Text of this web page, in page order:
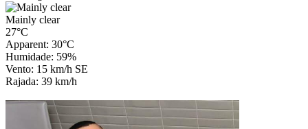
Mainly clear
27°C
Apparent: 30°C
Humidade: 59%
Vento: 15 km/h SE
Rajada: 39 km/h